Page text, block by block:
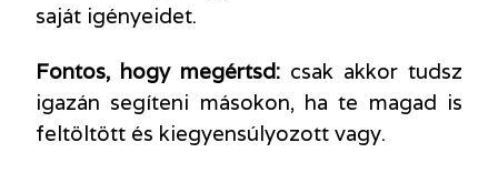
saját igényeidet.
Fontos, hogy megértsd: csak akkor tudsz
igazán segíteni másokon, ha te magad is
feltöltött és kiegyensúlyozott vagy.